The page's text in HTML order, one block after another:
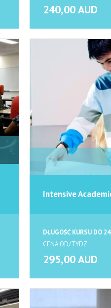
240,00 AUD
Intensive
DŁUGOŚĆ KURSU DO
CENA OD/TYDZ
295,00 AUD